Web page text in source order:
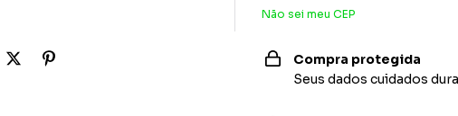
Não sei meu CEP
Compra protegida
Seus dados cuidados